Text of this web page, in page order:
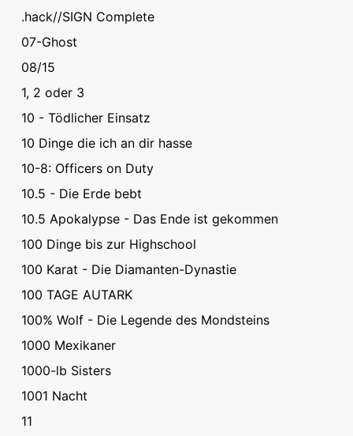
.hack//SIGN Complete
07-Ghost
08/15
1, 2 oder 3
10 - Tödlicher Einsatz
10 Dinge die ich an dir hasse
10-8: Officers on Duty
10.5 - Die Erde bebt
10.5 Apokalypse - Das Ende ist gekommen
100 Dinge bis zur Highschool
100 Karat - Die Diamanten-Dynastie
100 TAGE AUTARK
100% Wolf - Die Legende des Mondsteins
1000 Mexikaner
1000-lb Sisters
1001 Nacht
11